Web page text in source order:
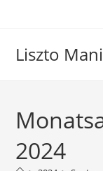
Liszto
2024